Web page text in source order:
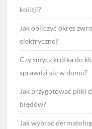
kolizji?
Jak obliczyć okres
elektryczne?
Czy smycz krótka do
sprawdzi się w domu?
Jak przygotować pliki
błędów?
Jak wybrać